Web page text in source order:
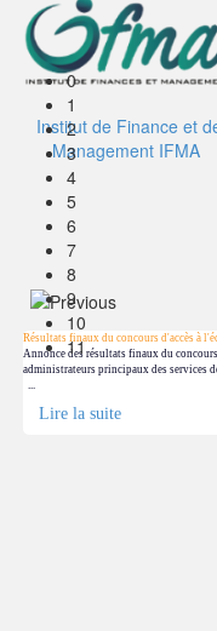
Résultats finaux du concours d'accès à
Annonce des résultats finaux du
administrateurs principaux des services
Lire la suite
0
1
2
3
4
5
6
7
8
9
10
11
Institut de Finance et
Management IFMA